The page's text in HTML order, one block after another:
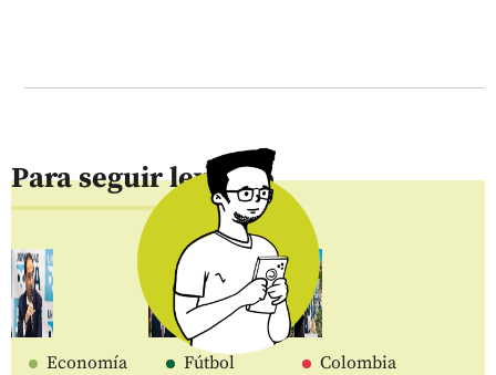
Para seguir leyendo
Economía Fútbol Colombia